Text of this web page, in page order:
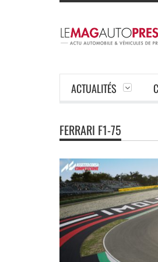
ACTUALITÉS
FERRARI F1-75